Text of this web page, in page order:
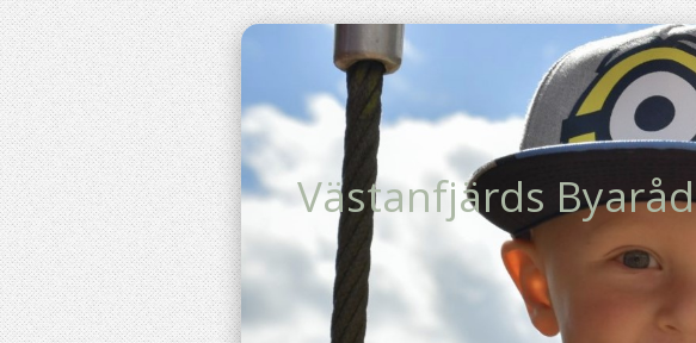
Västanfjärds Byaråd